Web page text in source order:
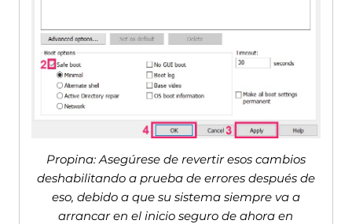
Propina: Asegúrese de revertir esos cambios
deshabilitando a prueba de errores después de
eso, debido a que su sistema siempre va a
arrancar en el inicio seguro de ahora en